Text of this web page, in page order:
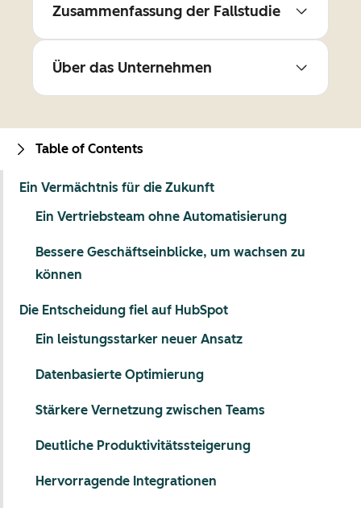
Zusammenfassung der Fallstudie
Über das Unternehmen
Table of Contents
Ein Vermächtnis für die Zukunft
Ein Vertriebsteam ohne Automatisierung
Bessere Geschäftseinblicke, um wachsen zu
können
Die Entscheidung fiel auf HubSpot
Ein leistungsstarker neuer Ansatz
Datenbasierte Optimierung
Stärkere Vernetzung zwischen Teams
Deutliche Produktivitätssteigerung
Hervorragende Integrationen